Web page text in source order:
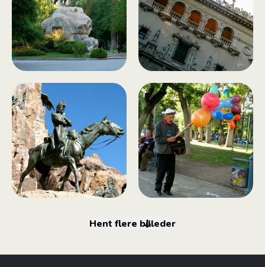
Hent flere billeder